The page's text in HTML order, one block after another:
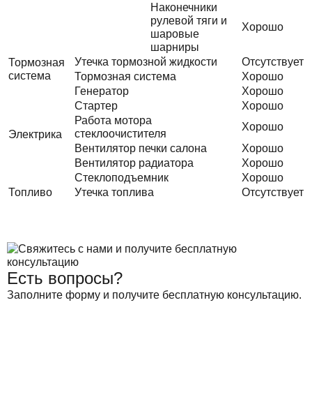
Наконечники
рулевой тяги и
шаровые
шарниры
Хорошо
Тормозная
система
Утечка тормозной жидкости
Отсутствует
Тормозная система
Хорошо
Электрика
Генератор
Хорошо
Стартер
Хорошо
Работа мотора
стеклоочистителя
Хорошо
Вентилятор печки салона
Хорошо
Вентилятор радиатора
Хорошо
Стеклоподъемник
Хорошо
Топливо
Утечка топлива Отсутствует
Есть вопросы?
Заполните форму и получите бесплатную консультацию.